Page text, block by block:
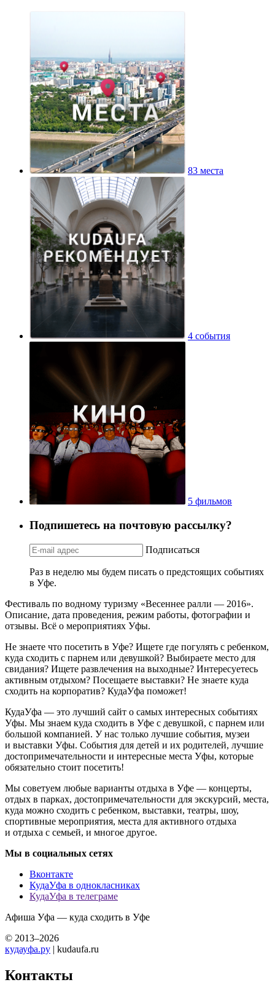
83 места
4 события
5 фильмов
Подпишетесь на почтовую рассылку?
Подписаться
Раз в неделю мы будем писать о предстоящих событиях
в Уфе.
Фестиваль по водному туризму «Весеннее ралли — 2016».
Описание, дата проведения, режим работы, фотографии и
отзывы. Всё о мероприятиях Уфы.
Не знаете что посетить в Уфе? Ищете где погулять с ребенком,
куда сходить с парнем или девушкой? Выбираете место для
свидания? Ищете развлечения на выходные? Интересуетесь
активным отдыхом? Посещаете выставки? Не знаете куда
сходить на корпоратив? КудаУфа поможет!
КудаУфа — это лучший сайт о самых интересных событиях
Уфы. Мы знаем куда сходить в Уфе с девушкой, с парнем или
большой компанией. У нас только лучшие события, музеи
и выставки Уфы. События для детей и их родителей, лучшие
достопримечательности и интересные места Уфы, которые
обязательно стоит посетить!
Мы советуем любые варианты отдыха в Уфе — концерты,
отдых в парках, достопримечательности для экскурсий, места,
куда можно сходить с ребенком, выставки, театры, шоу,
спортивные мероприятия, места для активного отдыха
и отдыха с семьей, и многое другое.
Мы в социальных сетях
Вконтакте
КудаУфа в однокласниках
КудаУфа в телеграме
Афиша Уфа — куда сходить в Уфе
© 2013–2026
кудауфа.ру | kudaufa.ru
Контакты